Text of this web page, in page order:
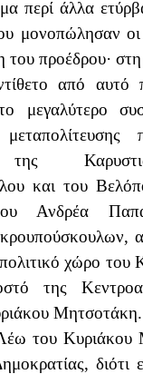
περί άλλα
μονοπώλησαν
του προέδρου· στη
από αυτό
μεγαλύτερο
της
και του
Ανδρέα
χώρο του
της
Μητσοτάκη.
του Κυριάκου